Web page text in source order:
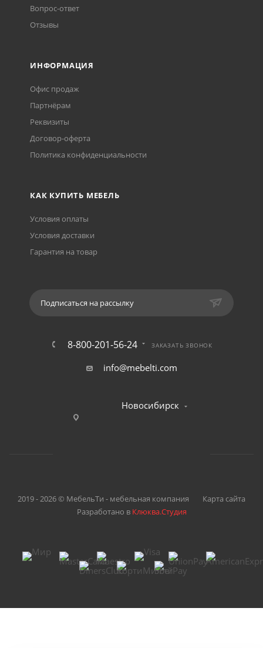
Вопрос-ответ
Отзывы
ИНФОРМАЦИЯ
Офис продаж
Партнёрам
Реквизиты
Договор-оферта
Политика конфиденциальности
КАК КУПИТЬ МЕБЕЛЬ
Условия оплаты
Условия доставки
Гарантия на товар
Подписаться на рассылку
8-800-201-56-24 ЗАКАЗАТЬ ЗВОНОК
info@mebelti.com
Новосибирск
2019 - 2026 © МебельТи - мебельная компания
Карта сайта
Разработано в Клюква.Студия